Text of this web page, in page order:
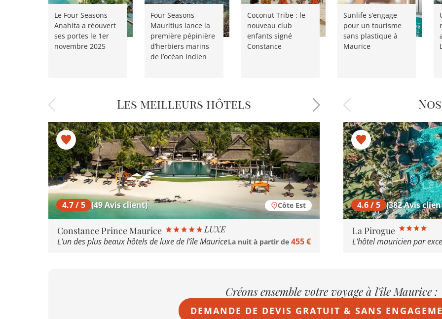
Le Four Seasons
Anahita a réouvert
ses portes le 1er
novembre 2025
Four Seasons
Mauritius lance la
première pépinière
d’herbiers marins
de l’océan Indien
Coconut Tribe : le
nouveau club
enfants signé
Constance
Sunlife s’engage
pour un tourisme
sans plastique à
Maurice
Les meilleurs hôtels
4.7 / 5 (49 Avis client) Côte Est
Constance Prince Maurice
L'un des plus beaux hôtels de luxe de l'île MauriceLa nuit à partir de 455 €
4.5 / 5 (57 Avis client)
Shangri-La Le
Un fleuron de l'hôtellerie
4.6 / 5 (382 Avis
La Pirogue
Créons ensemble votre voyage à l'île Maurice :
DEMANDE DE DEVIS GRATUIT & SANS